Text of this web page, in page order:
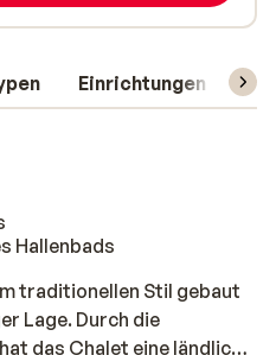
Einrichtungen
Hallenbads
traditionellen Stil gebaut
Lage. Durch die
das Chalet eine ländliche